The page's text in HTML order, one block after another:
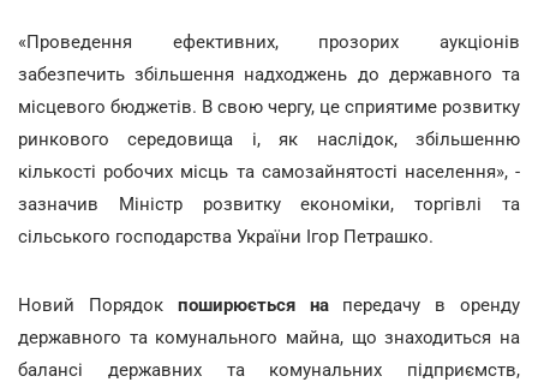
«Проведення ефективних, прозорих аукціонів
забезпечить збільшення надходжень до державного та
місцевого бюджетів. В свою чергу, це сприятиме розвитку
ринкового середовища і, як наслідок, збільшенню
кількості робочих місць та самозайнятості населення», -
зазначив Міністр розвитку економіки, торгівлі та
сільського господарства України Ігор Петрашко.
Новий Порядок поширюється на передачу в оренду
державного та комунального майна, що знаходиться на
балансі державних та комунальних підприємств,